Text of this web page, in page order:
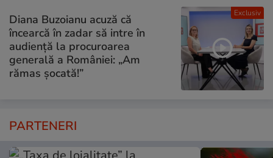
Exclusiv
Diana Buzoianu acuză că
încearcă în zadar să intre în
audiență la procuroarea
generală a României: „Am
rămas șocată!”
PARTENERI